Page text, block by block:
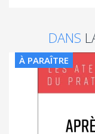
DANS
À PARAÎTRE